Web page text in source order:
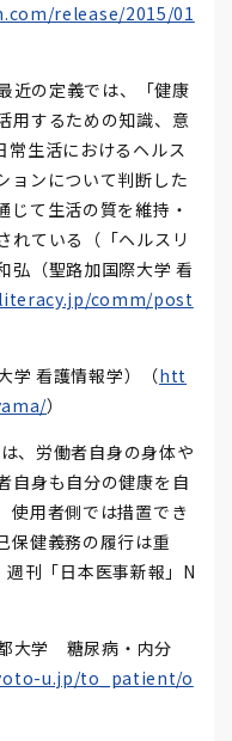
release/2015/01
近の定義では、「健康
用するための知識、意
常生活におけるヘルス
ョンについて判断した
じて生活の質を維持・
れている（「ヘルスリ
（聖路加国際大学 看
comm/post
学 看護情報学）（htt
）
、労働者自身の身体や
自身も自分の健康を自
使用者側では措置でき
保健義務の履行は重
刊「日本医事新報」N
大学 糖尿病・内分
u.jp/to_patient/o